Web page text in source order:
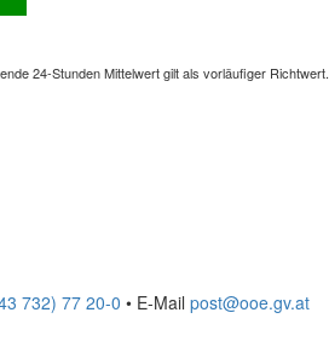
24-Stunden Mittelwert gilt als vorläufiger Richtwert.
732) 77 20-0 • E-Mail post@ooe.gv.at